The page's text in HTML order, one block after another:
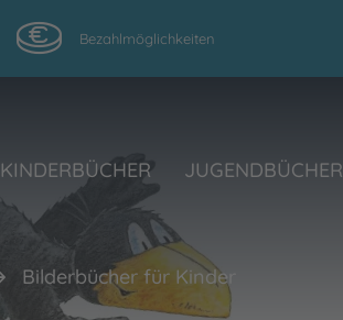
Bezahlmöglichkeiten
KINDERBÜCHER JUGENDBÜCHER
Bilderbücher für Kinder